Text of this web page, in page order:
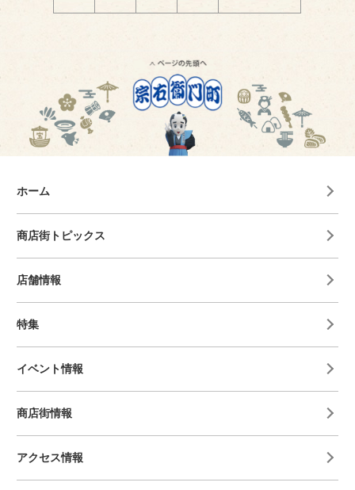
ホーム
商店街トピックス
店舗情報
特集
イベント情報
商店街情報
アクセス情報